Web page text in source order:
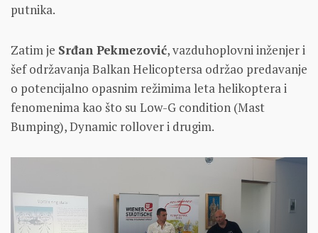
putnika.
Zatim je Srđan Pekmezović, vazduhoplovni inženjer i
šef održavanja Balkan Helicoptersa održao predavanje
o potencijalno opasnim režimima leta helikoptera i
fenomenima kao što su Low-G condition (Mast
Bumping), Dynamic rollover i drugim.